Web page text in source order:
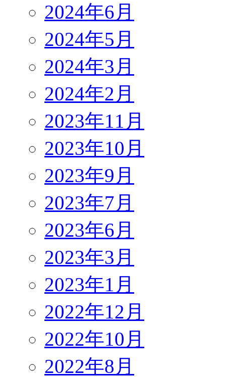
2024年6月
2024年5月
2024年3月
2024年2月
2023年11月
2023年10月
2023年9月
2023年7月
2023年6月
2023年3月
2023年1月
2022年12月
2022年10月
2022年8月